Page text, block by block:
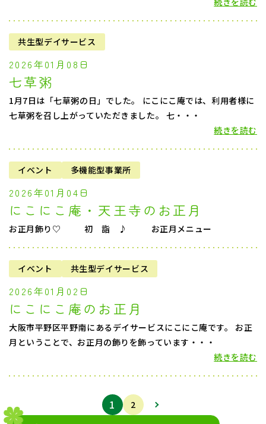
共生型デイサービス
2026年01月08日
七草粥
1月7日は「七草粥の日」でした。 にこにこ庵では、利用者様に
七草粥を召し上がっていただきました。 七・・・
続きを読む
イベント 多機能型事業所
2026年01月04日
にこにこ庵・天王寺のお正月
お正月飾り♡ 初 詣 ♪ お正月メニュー
イベント 共生型デイサービス
2026年01月02日
にこにこ庵のお正月
大阪市平野区平野南にあるデイサービスにこにこ庵です。 お正
月ということで、お正月の飾りを飾っています・・・
続きを読む
1 2